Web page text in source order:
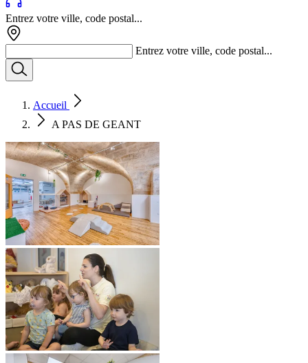
Entrez votre ville, code postal...
Entrez votre ville, code postal...
Accueil
A PAS DE GEANT